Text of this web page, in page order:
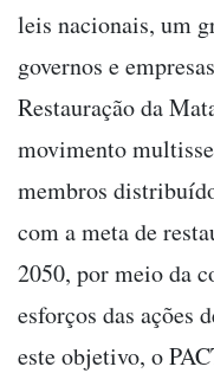
leis nacionais, um
governos e
Restauração da
movimento
membros
com a meta de
2050, por meio da
esforços das ações
este objetivo, o